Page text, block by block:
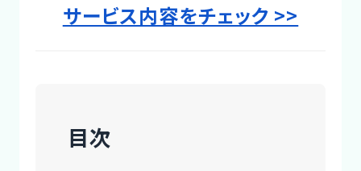
サービス内容をチェック >>
目次